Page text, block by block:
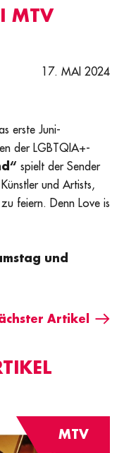
MTV
17. MAI 2024
erste Juni-
der LGBTQIA+-
spielt der Sender
und Artists,
feiern. Denn Love is
und
Artikel
MTV